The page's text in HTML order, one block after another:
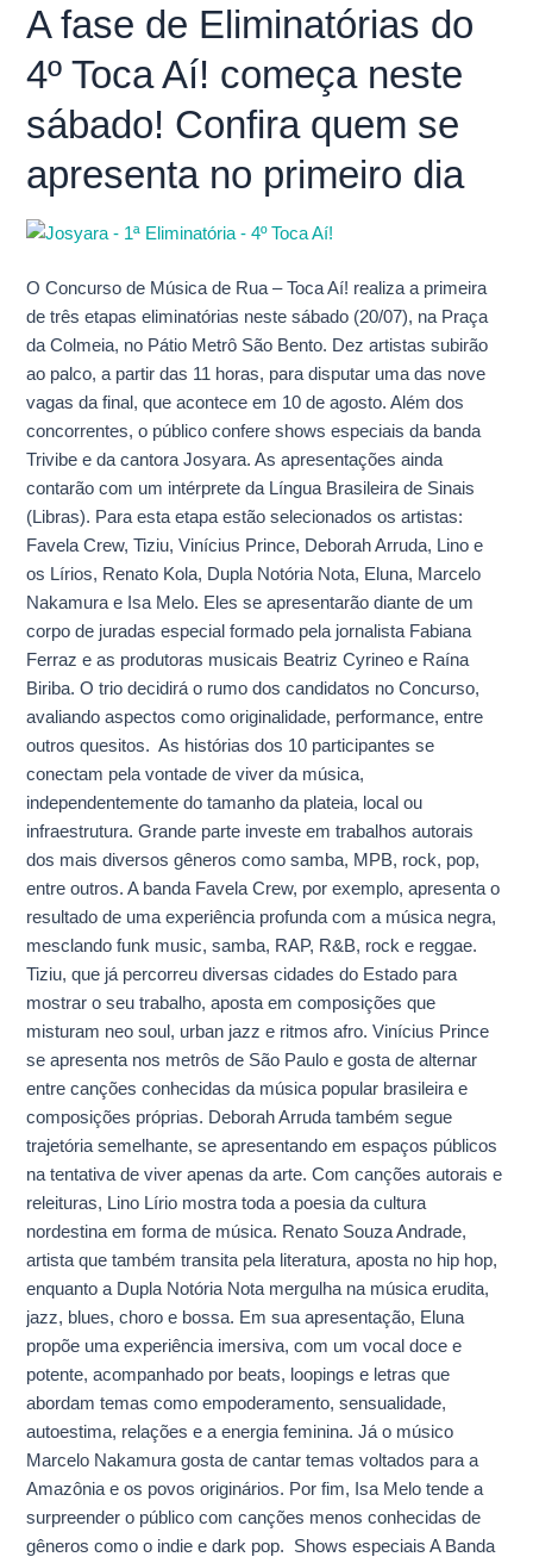
A fase de Eliminatórias do
4º Toca Aí! começa neste
sábado! Confira quem se
apresenta no primeiro dia
O Concurso de Música de Rua – Toca Aí! realiza a primeira
de três etapas eliminatórias neste sábado (20/07), na Praça
da Colmeia, no Pátio Metrô São Bento. Dez artistas subirão
ao palco, a partir das 11 horas, para disputar uma das nove
vagas da final, que acontece em 10 de agosto. Além dos
concorrentes, o público confere shows especiais da banda
Trivibe e da cantora Josyara. As apresentações ainda
contarão com um intérprete da Língua Brasileira de Sinais
(Libras). Para esta etapa estão selecionados os artistas:
Favela Crew, Tiziu, Vinícius Prince, Deborah Arruda, Lino e
os Lírios, Renato Kola, Dupla Notória Nota, Eluna, Marcelo
Nakamura e Isa Melo. Eles se apresentarão diante de um
corpo de juradas especial formado pela jornalista Fabiana
Ferraz e as produtoras musicais Beatriz Cyrineo e Raína
Biriba. O trio decidirá o rumo dos candidatos no Concurso,
avaliando aspectos como originalidade, performance, entre
outros quesitos. As histórias dos 10 participantes se
conectam pela vontade de viver da música,
independentemente do tamanho da plateia, local ou
infraestrutura. Grande parte investe em trabalhos autorais
dos mais diversos gêneros como samba, MPB, rock, pop,
entre outros. A banda Favela Crew, por exemplo, apresenta o
resultado de uma experiência profunda com a música negra,
mesclando funk music, samba, RAP, R&B, rock e reggae.
Tiziu, que já percorreu diversas cidades do Estado para
mostrar o seu trabalho, aposta em composições que
misturam neo soul, urban jazz e ritmos afro. Vinícius Prince
se apresenta nos metrôs de São Paulo e gosta de alternar
entre canções conhecidas da música popular brasileira e
composições próprias. Deborah Arruda também segue
trajetória semelhante, se apresentando em espaços públicos
na tentativa de viver apenas da arte. Com canções autorais e
releituras, Lino Lírio mostra toda a poesia da cultura
nordestina em forma de música. Renato Souza Andrade,
artista que também transita pela literatura, aposta no hip hop,
enquanto a Dupla Notória Nota mergulha na música erudita,
jazz, blues, choro e bossa. Em sua apresentação, Eluna
propõe uma experiência imersiva, com um vocal doce e
potente, acompanhado por beats, loopings e letras que
abordam temas como empoderamento, sensualidade,
autoestima, relações e a energia feminina. Já o músico
Marcelo Nakamura gosta de cantar temas voltados para a
Amazônia e os povos originários. Por fim, Isa Melo tende a
surpreender o público com canções menos conhecidas de
gêneros como o indie e dark pop. Shows especiais A Banda
A
fase
de
do
Toca
começa
sábado!
Confira
quem
se
apresenta
no
primeiro
dia